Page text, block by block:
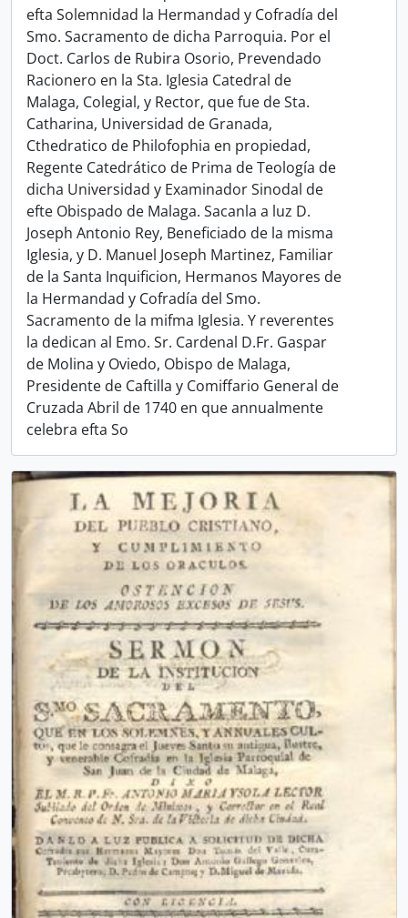
efta Solemnidad la Hermandad y Cofradía del
Smo. Sacramento de dicha Parroquia. Por el
Doct. Carlos de Rubira Osorio, Prevendado
Racionero en la Sta. Iglesia Catedral de
Malaga, Colegial, y Rector, que fue de Sta.
Catharina, Universidad de Granada,
Cthedratico de Philofophia en propiedad,
Regente Catedrático de Prima de Teología de
dicha Universidad y Examinador Sinodal de
efte Obispado de Malaga. Sacanla a luz D.
Joseph Antonio Rey, Beneficiado de la misma
Iglesia, y D. Manuel Joseph Martinez, Familiar
de la Santa Inquificion, Hermanos Mayores de
la Hermandad y Cofradía del Smo.
Sacramento de la mifma Iglesia. Y reverentes
la dedican al Emo. Sr. Cardenal D.Fr. Gaspar
de Molina y Oviedo, Obispo de Malaga,
Presidente de Caftilla y Comiffario General de
Cruzada Abril de 1740 en que annualmente
celebra efta So